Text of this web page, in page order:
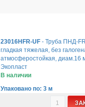
23016HFR-UF -Труба ПНД-
гладкая тяжелая, без
атмосферостойкая, диам.16
Экопласт
В наличии
Упаковано по: 3 м